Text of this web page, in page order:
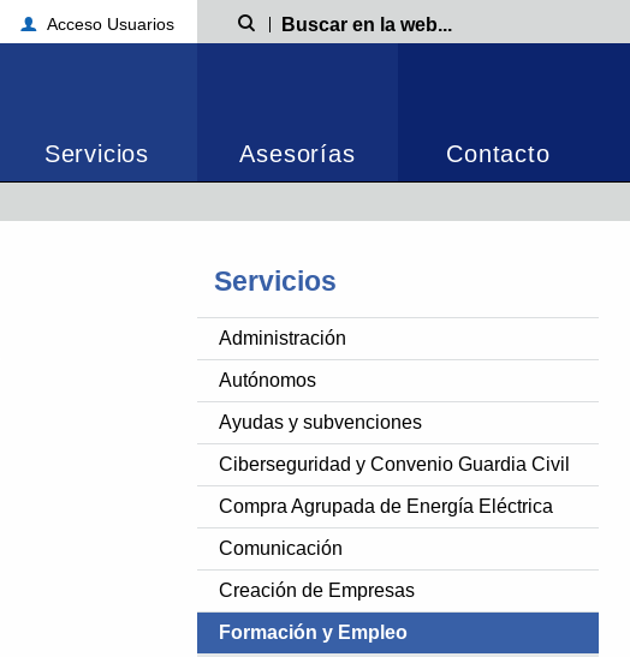
Acceso Usuarios Búsqueda
Servicios Asesorías Contacto
Servicios
Administración
Autónomos
Ayudas y subvenciones
Ciberseguridad y Convenio Guardia Civil
Compra Agrupada de Energía Eléctrica
Comunicación
Creación de Empresas
Formación y Empleo